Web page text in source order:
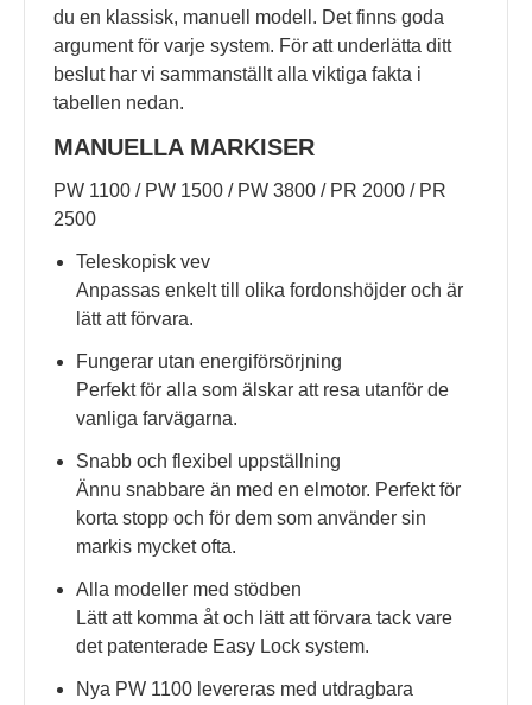
du en klassisk, manuell modell. Det finns goda
argument för varje system. För att underlätta ditt
beslut har vi sammanställt alla viktiga fakta i
tabellen nedan.
MANUELLA MARKISER
PW 1100 / PW 1500 / PW 3800 / PR 2000 / PR
2500
Teleskopisk vev
Anpassas enkelt till olika fordonshöjder och är
lätt att förvara.
Fungerar utan energiförsörjning
Perfekt för alla som älskar att resa utanför de
vanliga farvägarna.
Snabb och flexibel uppställning
Ännu snabbare än med en elmotor. Perfekt för
korta stopp och för dem som använder sin
markis mycket ofta.
Alla modeller med stödben
Lätt att komma åt och lätt att förvara tack vare
det patenterade Easy Lock system.
Nya PW 1100 levereras med utdragbara